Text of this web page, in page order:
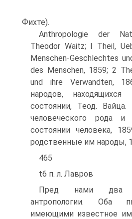
Фихте).
Anthropologie der
Theodor Waitz; I Theil,
Menschen-Geschlechtes
des Menschen, 1859; 2
und ihre Verwandten,
народов, находящихся
состоянии, Теод.
человеческого рода и
состоянии человека,
родственные им народы,
465
t6 п. л. Лавров
Пред нами два
антропологии. Оба
имеющими известное